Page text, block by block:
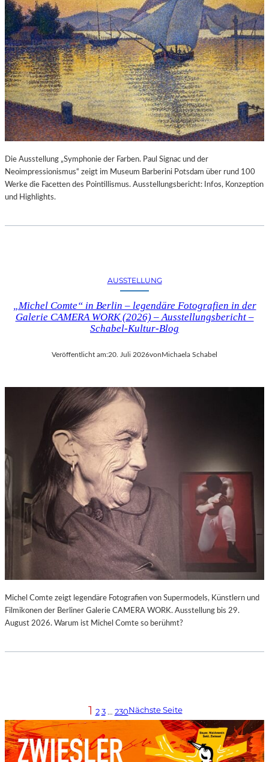
Die Ausstellung „Symphonie der Farben. Paul Signac und der
Neoimpressionismus“ zeigt im Museum Barberini Potsdam über rund 100
Werke die Facetten des Pointillismus. Ausstellungsbericht: Infos, Konzeption
und Highlights.
AUSSTELLUNG
„Michel Comte“ in Berlin – legendäre Fotografien in der
Galerie CAMERA WORK (2026) – Ausstellungsbericht –
Schabel-Kultur-Blog
Veröffentlicht am:20. Juli 2026vonMichaela Schabel
Michel Comte zeigt legendäre Fotografien von Supermodels, Künstlern und
Filmikonen der Berliner Galerie CAMERA WORK. Ausstellung bis 29.
August 2026. Warum ist Michel Comte so berühmt?
1 2 3 … 230Nächste Seite